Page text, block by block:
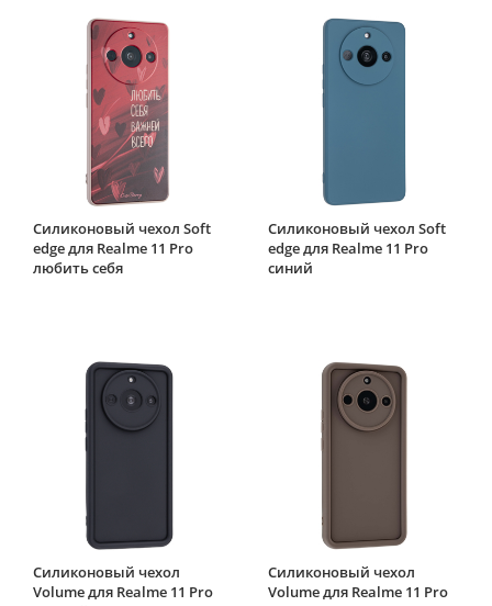
Силиконовый чехол Soft
edge для Realme 11 Pro
любить себя
Силиконовый чехол Soft
edge для Realme 11 Pro
синий
Силиконовый чехол
Volume для Realme 11 Pro
Силиконовый чехол
Volume для Realme 11 Pro